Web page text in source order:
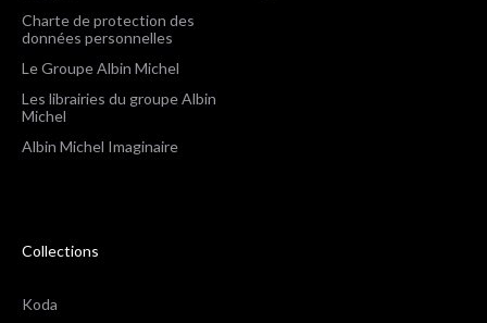
Charte de protection des
données personnelles
Le Groupe Albin Michel
Les librairies du groupe Albin
Michel
Albin Michel Imaginaire
Collections
Koda